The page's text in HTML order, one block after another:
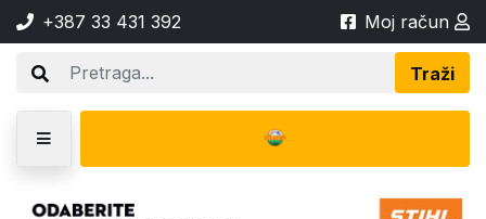
+387 33 431 392 Moj račun
Traži